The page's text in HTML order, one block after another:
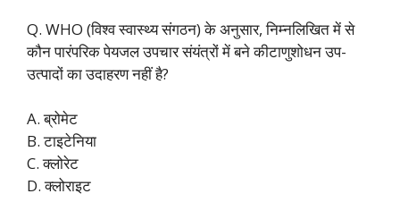
Q. WHO (विश्व स्वास्थ्य संगठन) के अनुसार, निम्नलिखित में से
कौन पारंपरिक पेयजल उपचार संयंत्रों में बने कीटाणुशोधन उप-
उत्पादों का उदाहरण नहीं है?
A. ब्रोमेट
B. टाइटेनिया
C. क्लोरेट
D. क्लोराइट